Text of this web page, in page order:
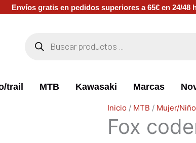
Envíos gratis en pedidos superiores a 65€ en 24/48
productos
trail MTB Kawasaki Marcas
Inicio / MTB / Mujer/Niño
Fox
Fox
codera
pewee